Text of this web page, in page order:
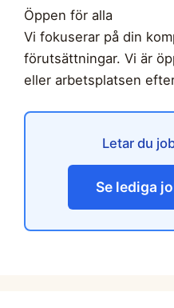
Öppen för alla
Vi fokuserar på din
förutsättningar. Vi är
eller arbetsplatsen
Letar du
Se lediga